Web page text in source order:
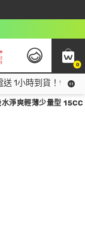
0
送 1小時到貨！領神
淨爽輕薄少量型